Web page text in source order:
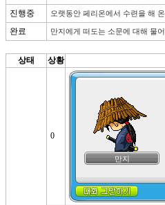
진행중 오랫동안 페리온에서 수련을 해 온
완료 만지에게 떠도는 소문에 대해 물어
상태 상황
0
만지